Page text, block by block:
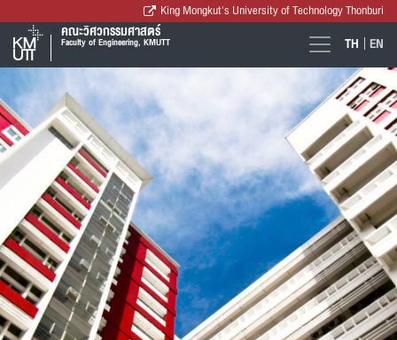
King Mongkut's University of Technology Thonburi
คณะวิศวกรรมศาสตร์
Faculty of Engineering, KMUTT TH EN